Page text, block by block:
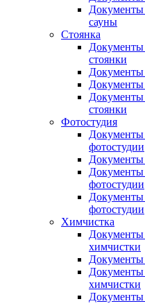
Документы
сауны
Стоянка
Документы
стоянки
Документы
Документы
Документы
стоянки
Фотостудия
Документы
фотостудии
Документы
фотостудии
Документы
фотостудии
Химчистка
Документы
химчистки
Документы
химчистки
Документы